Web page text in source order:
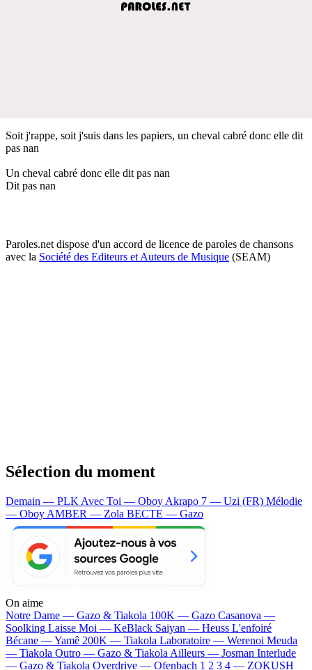
Soit j'rappe, soit j'suis dans les papiers, un cheval cabré donc elle dit
pas nan
Un cheval cabré donc elle dit pas nan
Dit pas nan
Paroles.net dispose d'un accord de licence de paroles de chansons
avec la Société des Editeurs et Auteurs de Musique (SEAM)
Sélection du moment
Demain — PLK Avec Toi — Oboy Akrapo 7 — Uzi (FR) Mélodie
— Oboy AMBER — Zola BECTE — Gazo
On aime
Notre Dame — Gazo & Tiakola 100K — Gazo Casanova —
Soolking Laisse Moi — KeBlack Saiyan — Heuss L'enfoiré
Bécane —Yamê 200K — Tiakola Laboratoire — Werenoi Meuda
— Tiakola Outro — Gazo & Tiakola Ailleurs — Josman Interlude
— Gazo & Tiakola Overdrive — Ofenbach 1 2 3 4 — ZOKUSH